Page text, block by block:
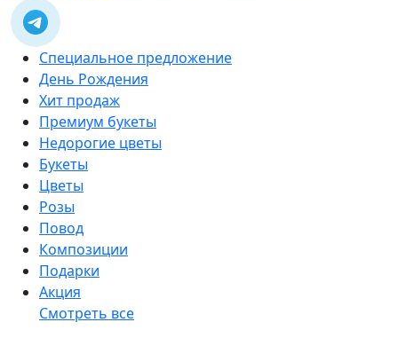
Специальное предложение
День Рождения
Хит продаж
Премиум букеты
Недорогие цветы
Букеты
Цветы
Розы
Повод
Композиции
Подарки
Акция
Смотреть все